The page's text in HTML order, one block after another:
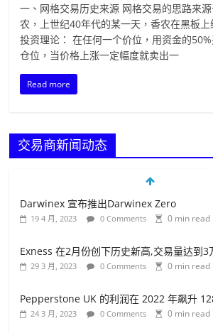
一、网格交易历史来源 网格交易的思路来
农，上世纪40年代的某一天，香农在黑板
投资理论： 在任何一个价位，用资金的
仓位，当价格上涨一定幅度就卖出一
Read more
交易商新闻动态
Darwinex 宣布推出Darwinex Zero
19 4 月, 2023 0 Comments 0 min read
Exness 在2月份创下历史新高,交易量达到3
29 3 月, 2023 0 Comments 0 min read
Pepperstone UK 的利润在 2022 年飙升
24 3 月, 2023 0 Comments 0 min read